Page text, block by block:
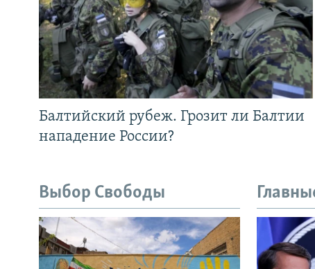
Балтийский рубеж. Грозит ли Балтии
нападение России?
Выбор Свободы